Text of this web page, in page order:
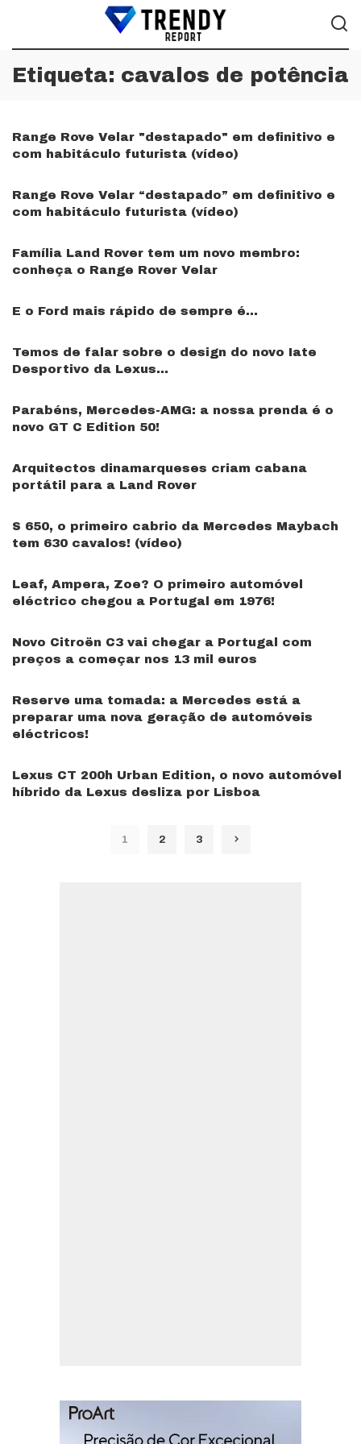
Etiqueta: cavalos de potência
Range Rove Velar "destapado" em definitivo e
com habitáculo futurista (vídeo)
Range Rove Velar “destapado” em definitivo e
com habitáculo futurista (vídeo)
Família Land Rover tem um novo membro:
conheça o Range Rover Velar
E o Ford mais rápido de sempre é…
Temos de falar sobre o design do novo Iate
Desportivo da Lexus…
Parabéns, Mercedes-AMG: a nossa prenda é o
novo GT C Edition 50!
Arquitectos dinamarqueses criam cabana
portátil para a Land Rover
S 650, o primeiro cabrio da Mercedes Maybach
tem 630 cavalos! (vídeo)
Leaf, Ampera, Zoe? O primeiro automóvel
eléctrico chegou a Portugal em 1976!
Novo Citroën C3 vai chegar a Portugal com
preços a começar nos 13 mil euros
Reserve uma tomada: a Mercedes está a
preparar uma nova geração de automóveis
eléctricos!
Lexus CT 200h Urban Edition, o novo automóvel
híbrido da Lexus desliza por Lisboa
1 2 3